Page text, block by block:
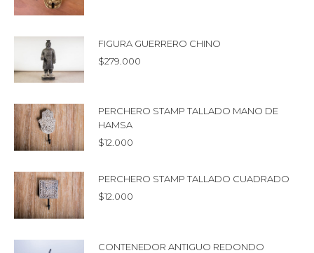
FIGURA GUERRERO CHINO
$279.000
PERCHERO STAMP TALLADO MANO DE
HAMSA
$12.000
PERCHERO STAMP TALLADO CUADRADO
$12.000
CONTENEDOR ANTIGUO REDONDO